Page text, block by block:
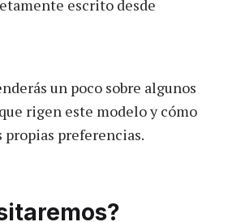
escrito desde
un poco sobre algunos
rigen este modelo y cómo
propias preferencias.